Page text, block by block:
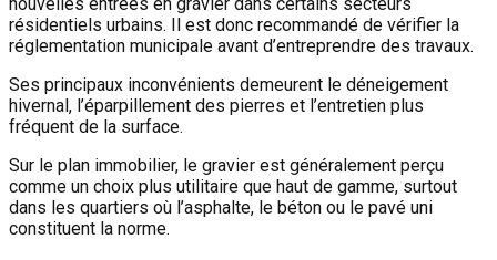
résidentiels urbains. Il est donc recommandé de vérifier la
réglementation municipale avant d’entreprendre des travaux.
Ses principaux inconvénients demeurent le déneigement
hivernal, l’éparpillement des pierres et l’entretien plus
fréquent de la surface.
Sur le plan immobilier, le gravier est généralement perçu
comme un choix plus utilitaire que haut de gamme, surtout
dans les quartiers où l’asphalte, le béton ou le pavé uni
constituent la norme.